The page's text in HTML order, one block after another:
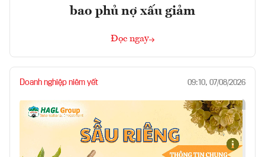
bao phủ nợ xấu giảm
Đọc ngay
Doanh nghiệp niêm yết 09:10, 07/08/2026